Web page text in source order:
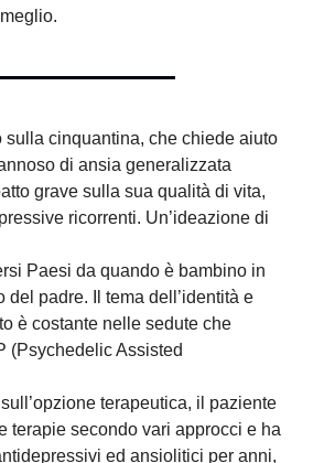
sulla cinquantina, che chiede aiuto
di ansia generalizzata
grave sulla sua qualità di vita,
ricorrenti. Un’ideazione di
Paesi da quando è bambino in
del padre. Il tema dell’identità e
è costante nelle sedute che
(Psychedelic Assisted
terapeutica, il paziente
terapie secondo vari approcci e ha
ed ansiolitici per anni,